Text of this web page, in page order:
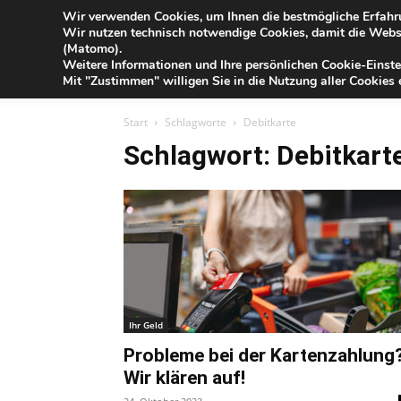
Blog
der
Sparkasse
IHR
Start Schlagworte Debitkarte
Schlagwort:
Ihr Geld
Probleme bei der
Wir klären auf!
Wir verwenden Cookies, um Ihnen die bestmögliche
Wir nutzen technisch notwendige Cookies, damit die
(Matomo).
Weitere Informationen und Ihre persönlichen Cookie-
Mit "Zustimmen" willigen Sie in die Nutzung aller Cookies